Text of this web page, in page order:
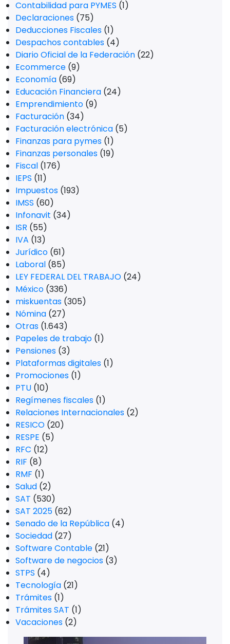
Contabilidad para PYMES (1)
Declaraciones (75)
Deducciones Fiscales (1)
Despachos contables (4)
Diario Oficial de la Federación (22)
Ecommerce (9)
Economía (69)
Educación Financiera (24)
Emprendimiento (9)
Facturación (34)
Facturación electrónica (5)
Finanzas para pymes (1)
Finanzas personales (19)
Fiscal (176)
IEPS (11)
Impuestos (193)
IMSS (60)
Infonavit (34)
ISR (55)
IVA (13)
Jurídico (61)
Laboral (85)
LEY FEDERAL DEL TRABAJO (24)
México (336)
miskuentas (305)
Nómina (27)
Otras (1.643)
Papeles de trabajo (1)
Pensiones (3)
Plataformas digitales (1)
Promociones (1)
PTU (10)
Regímenes fiscales (1)
Relaciones Internacionales (2)
RESICO (20)
RESPE (5)
RFC (12)
RIF (8)
RMF (1)
Salud (2)
SAT (530)
SAT 2025 (62)
Senado de la República (4)
Sociedad (27)
Software Contable (21)
Software de negocios (3)
STPS (4)
Tecnología (21)
Trámites (1)
Trámites SAT (1)
Vacaciones (2)